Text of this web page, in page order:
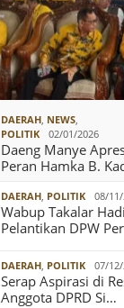
DAERAH, NEWS,
POLITIK
02/01/2026
Daeng Manye
Peran Hamka B.
DAERAH, POLITIK 08/
Wabup Takalar
Pelantikan DPW
DAERAH, POLITIK 07/
Serap Aspirasi di
Anggota DPRD Si…